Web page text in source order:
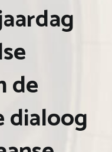
de
dialoog